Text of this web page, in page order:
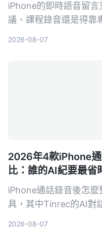
iPhone的即時語音留
議、課程錄音還是得靠
2026-08-07
2026年4款iPhone
比：誰的AI紀要最省
iPhone通話錄音後怎
具，其中Tinrec的AI對
2026-08-07